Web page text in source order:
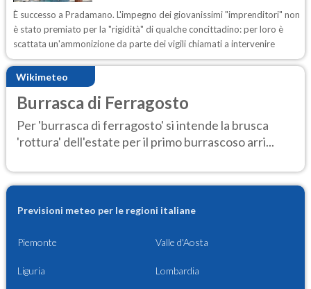
È successo a Pradamano. L'impegno dei giovanissimi "imprenditori" non
è stato premiato per la "rigidità" di qualche concittadino: per loro è
scattata un'ammonizione da parte dei vigili chiamati a intervenire
Wikimeteo
Burrasca di Ferragosto
Per 'burrasca di ferragosto' si intende la brusca
'rottura' dell'estate per il primo burrascoso arri...
Previsioni meteo per le regioni italiane
Piemonte Valle d'Aosta
Liguria Lombardia